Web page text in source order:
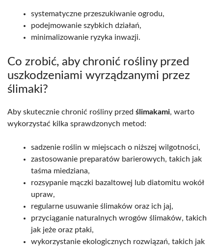
systematyczne przeszukiwanie ogrodu,
podejmowanie szybkich działań,
minimalizowanie ryzyka inwazji.
Co zrobić, aby chronić rośliny przed
uszkodzeniami wyrządzanymi przez
ślimaki?
Aby skutecznie chronić rośliny przed ślimakami, warto
wykorzystać kilka sprawdzonych metod:
sadzenie roślin w miejscach o niższej wilgotności,
zastosowanie preparatów barierowych, takich jak
taśma miedziana,
rozsypanie mączki bazaltowej lub diatomitu wokół
upraw,
regularne usuwanie ślimaków oraz ich jaj,
przyciąganie naturalnych wrogów ślimaków, takich
jak jeże oraz ptaki,
wykorzystanie ekologicznych rozwiązań, takich jak